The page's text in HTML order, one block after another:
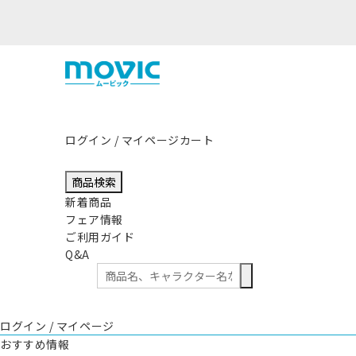
ログイン / マイページカート
商品検索
新着商品
フェア情報
ご利用ガイド
Q&A
ログイン / マイページ
おすすめ情報